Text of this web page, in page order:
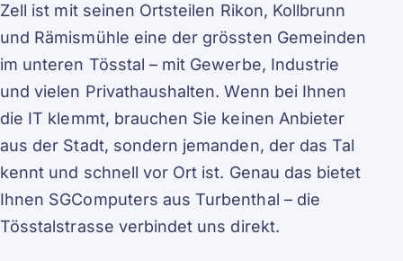
Zell ist mit seinen Ortsteilen Rikon, Kollbrunn
und Rämismühle eine der grössten Gemeinden
im unteren Tösstal – mit Gewerbe, Industrie
und vielen Privathaushalten. Wenn bei Ihnen
die IT klemmt, brauchen Sie keinen Anbieter
aus der Stadt, sondern jemanden, der das Tal
kennt und schnell vor Ort ist. Genau das bietet
Ihnen SGComputers aus Turbenthal – die
Tösstalstrasse verbindet uns direkt.